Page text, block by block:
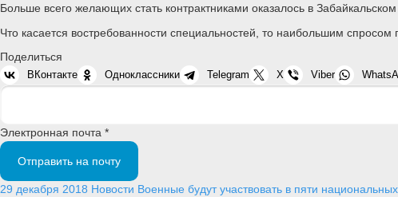
Больше всего желающих стать контрактниками оказалось в
Что касается востребованности специальностей, то наибольшим
Поделиться
ВКонтакте Одноклассники Telegram X Viber
Электронная почта *
Отправить на почту
29 декабря 2018 Новости Военные будут участвовать в пяти